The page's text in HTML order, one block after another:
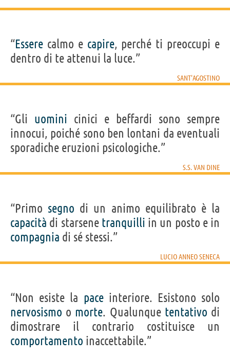
“Essere calmo e capire, perché ti preoccupi e
dentro di te attenui la luce.”
SANT'AGOSTINO
“Gli uomini cinici e beffardi sono sempre
innocui, poiché sono ben lontani da eventuali
sporadiche eruzioni psicologiche.”
S.S. VAN DINE
“Primo segno di un animo equilibrato è la
capacità di starsene tranquilli in un posto e in
compagnia di sé stessi.”
LUCIO ANNEO SENECA
“Non esiste la paceinteriore. Esistono solo
nervosismo o morte. Qualunque tentativo di
dimostrare il contrario costituisce un
comportamento inaccettabile.”